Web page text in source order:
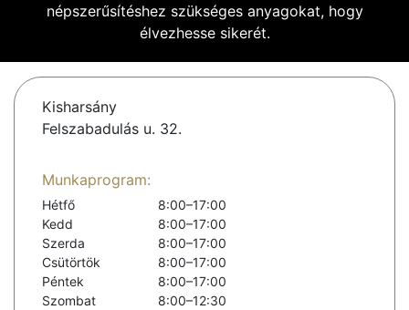
népszerűsítéshez szükséges anyagokat, hogy
élvezhesse sikerét.
Kisharsány
Felszabadulás u. 32.
Munkaprogram:
Hétfő
8:00–17:00
Kedd
8:00–17:00
Szerda
8:00–17:00
Csütörtök
8:00–17:00
Péntek
8:00–17:00
Szombat
8:00–12:30